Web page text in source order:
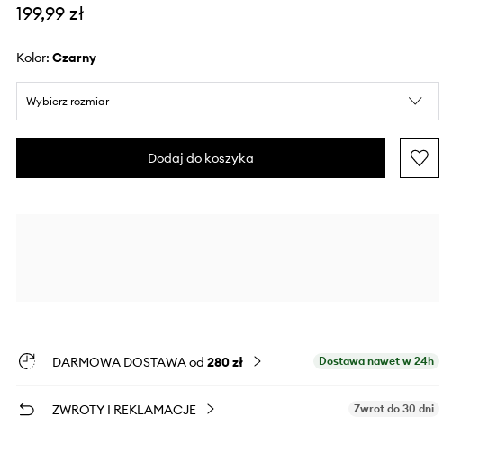
199,99 zł
Kolor: czarny
Wybierz rozmiar
Dodaj do koszyka
DARMOWA DOSTAWA od 280 zł Dostawa nawet w 24h
ZWROTY I REKLAMACJE Zwrot do 30 dni